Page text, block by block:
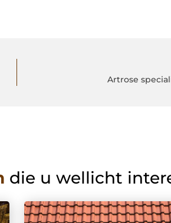
Artrose
die u wellicht